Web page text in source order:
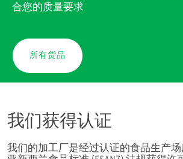
合您的质量要求
所有货品
我们获得认证
我们的加工厂是经过认证的食品生产场